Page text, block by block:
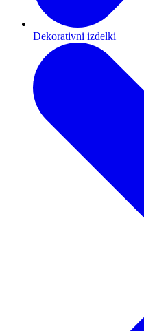
Dekorativni izdelki